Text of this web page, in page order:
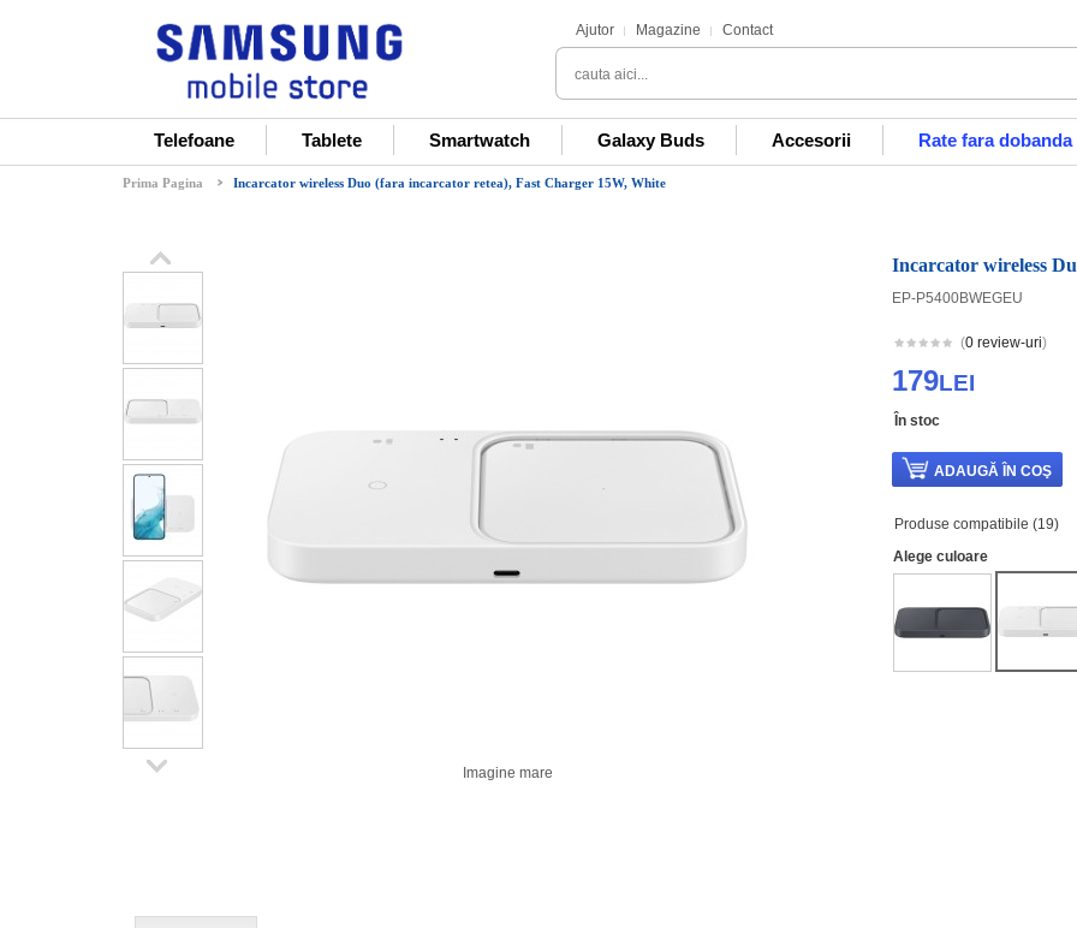
Ajutor Magazine Contact
Telefoane Tablete Smartwatch Galaxy Buds Accesorii Rate fara dobanda
Prima Pagina Incarcator wireless Duo (fara incarcator retea), Fast Charger 15W, White
Imagine mare
Incarcator wireless
EP-P5400BWEGEU
(0 review-uri)
179LEI
În stoc
Produse compatibile (19)
Alege culoare